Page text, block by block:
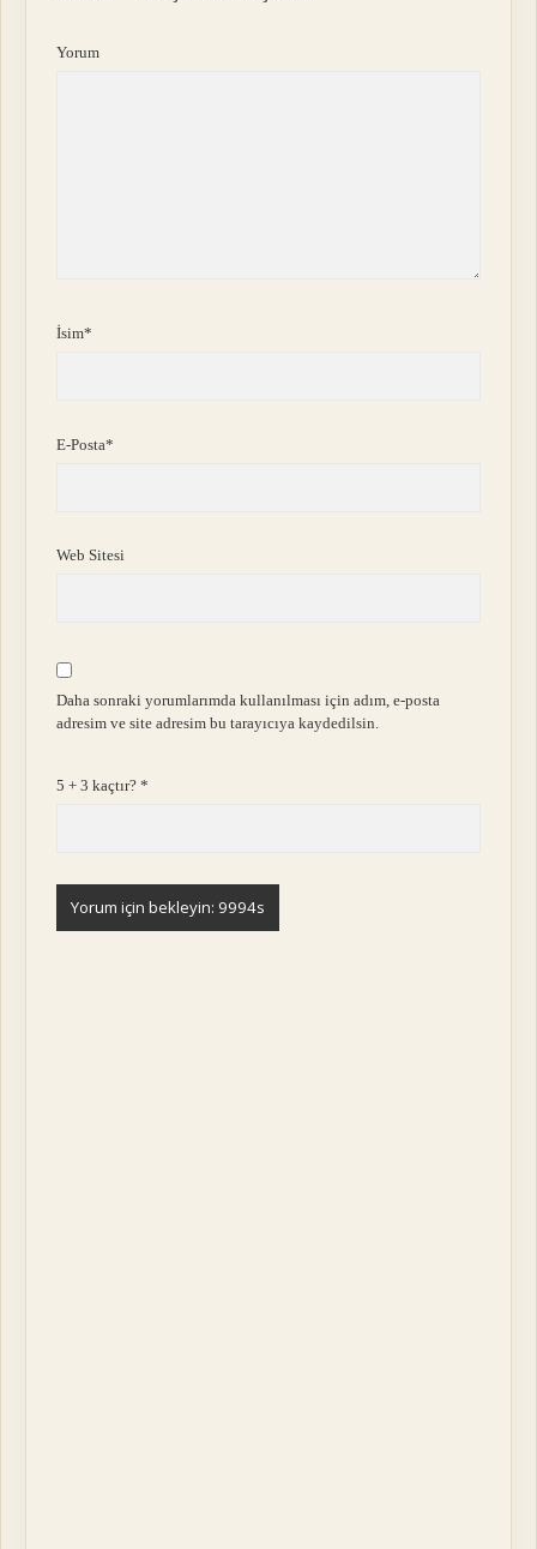
Yorum
İsim*
E-Posta*
Web Sitesi
Daha sonraki yorumlarımda kullanılması için adım, e-posta
adresim ve site adresim bu tarayıcıya kaydedilsin.
5 + 3 kaçtır?*